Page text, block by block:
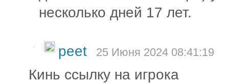
несколько дней 17 лет.
- peet 25 Июня 2024 08:41:19
Кинь ссылку на игрока